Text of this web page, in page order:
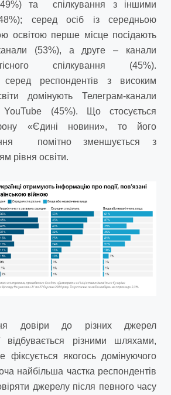
та спілкування з іншими
серед осіб із середньою
освітою перше місце посідають
(53%), а друге – канали
спілкування (45%).
серед респондентів з високим
домінують Телеграм-канали
(45%). Що стосується
«Єдині новини», то його
помітно зменшується з
рівня освіти.
довіри до різних джерел
відбувається різними шляхами,
фіксується якогось домінуючого
найбільша частка респондентів
джерелу після певного часу